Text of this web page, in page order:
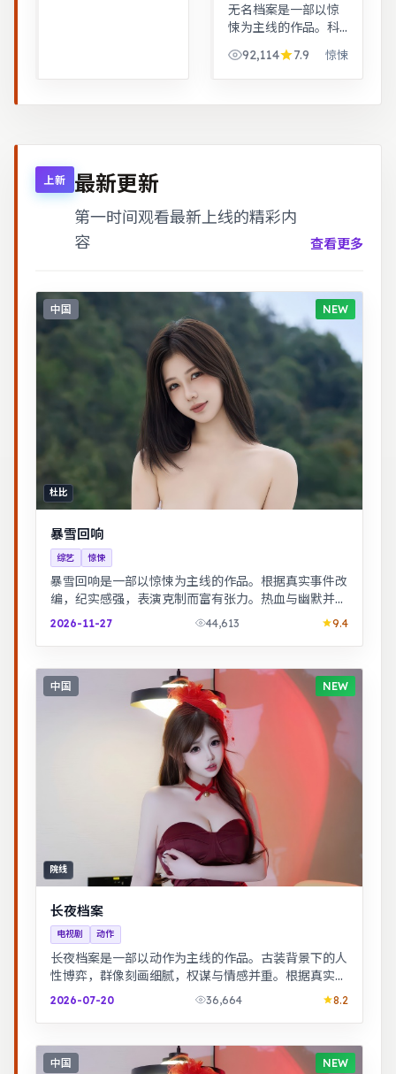
无名档案是一部以惊
悚为主线的作品。科
幻设定下探讨亲情与
记忆，视觉风格鲜
明，节奏张弛有度。
92,114 7.9 惊悚
上新 最新更新
第一时间观看最新上线的精彩内
容
查看更多
中国 NEW
杜比
暴雪回响
综艺 惊悚
暴雪回响是一部以惊悚为主线的作品。根据真实事件改
编，纪实感强，表演克制而富有张力。热血与幽默并
存，友情与信念贯穿始终，适合全家观看。
2026-11-27 44,613 9.4
中国 NEW
院线
长夜档案
电视剧 动作
长夜档案是一部以动作为主线的作品。古装背景下的人
性博弈，群像刻画细腻，权谋与情感并重。根据真实事
件改编，纪实感强，表演克制而富有张力。
2026-07-20 36,664 8.2
中国 NEW